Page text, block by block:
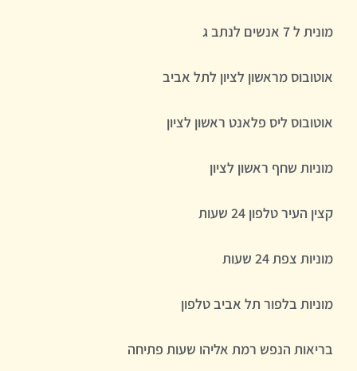
מונית ל 7 אנשים לנתב ג
אוטובוס מראשון לציון לתל אביב
אוטובוס ליס פלאנט ראשון לציון
מוניות שחף ראשון לציון
קצין העיר טלפון 24 שעות
מוניות צפת 24 שעות
מוניות בלפור תל אביב טלפון
בריאות הנפש רמת אליהו שעות פתיחה